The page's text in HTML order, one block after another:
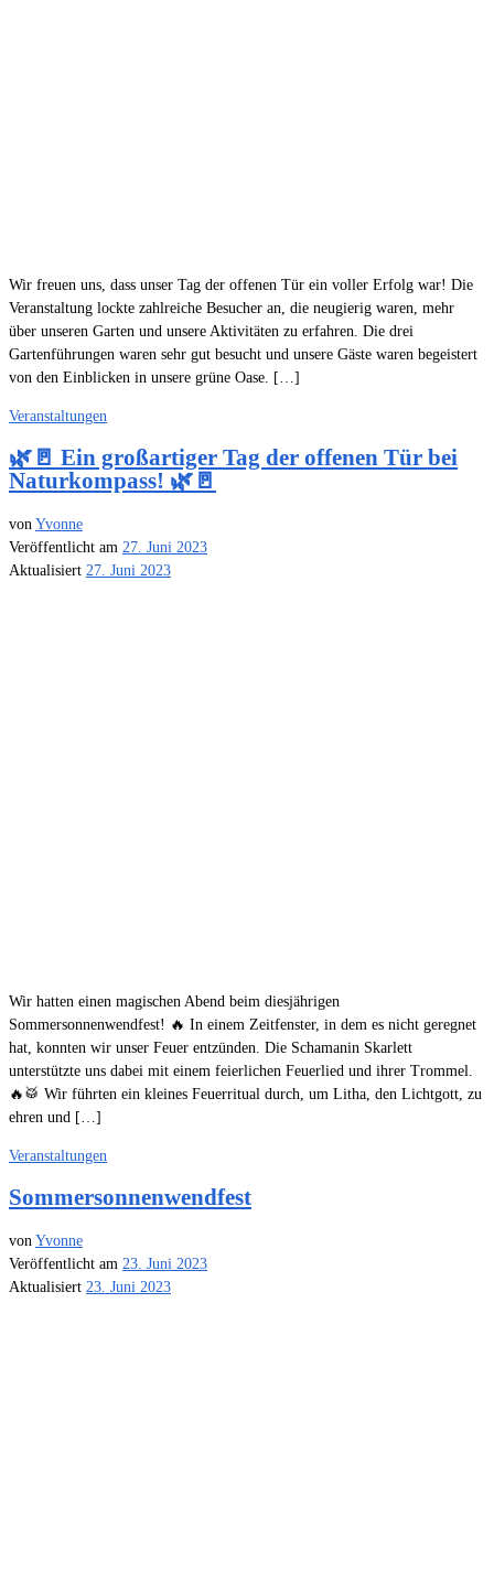
Wir freuen uns, dass unser Tag der offenen Tür ein voller Erfolg war! Die
Veranstaltung lockte zahlreiche Besucher an, die neugierig waren, mehr
über unseren Garten und unsere Aktivitäten zu erfahren. Die drei
Gartenführungen waren sehr gut besucht und unsere Gäste waren begeistert
von den Einblicken in unsere grüne Oase. […]
Veranstaltungen
🌿🚪 Ein großartiger Tag der offenen Tür bei
Naturkompass! 🌿🚪
von Yvonne
Veröffentlicht am 27. Juni 2023
Aktualisiert 27. Juni 2023
Wir hatten einen magischen Abend beim diesjährigen
Sommersonnenwendfest! 🔥 In einem Zeitfenster, in dem es nicht geregnet
hat, konnten wir unser Feuer entzünden. Die Schamanin Skarlett
unterstützte uns dabei mit einem feierlichen Feuerlied und ihrer Trommel.
🔥🥁 Wir führten ein kleines Feuerritual durch, um Litha, den Lichtgott, zu
ehren und […]
Veranstaltungen
Sommersonnenwendfest
von Yvonne
Veröffentlicht am 23. Juni 2023
Aktualisiert 23. Juni 2023